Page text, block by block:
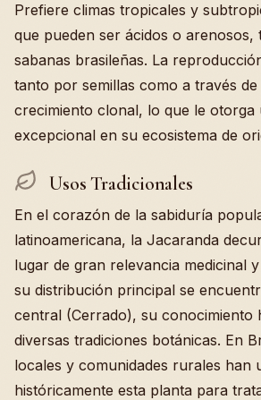
Prefiere climas tropicales y
que pueden ser ácidos o arenosos,
sabanas brasileñas. La
tanto por semillas como a través
crecimiento clonal, lo que le otorga
excepcional en su ecosistema de
Usos Tradicionales
En el corazón de la sabiduría
latinoamericana, la Jacaranda
lugar de gran relevancia medicinal
su distribución principal se
central (Cerrado), su conocimiento
diversas tradiciones botánicas. En
locales y comunidades rurales han
históricamente esta planta para